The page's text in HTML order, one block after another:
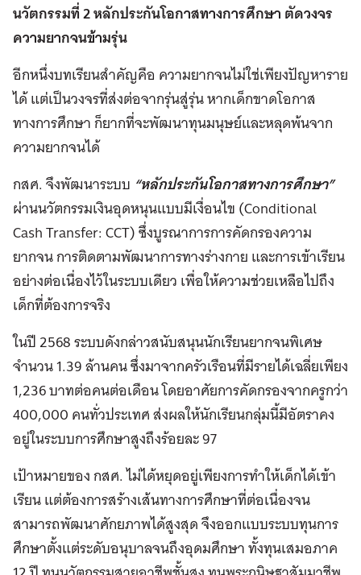
นวัตกรรมที่ 2 หลักประกันโอกาสทางการศึกษา ตัดวงจร
ความยากจนข้ามรุ่น
อีกหนึ่งบทเรียนสำคัญคือ ความยากจนไม่ใช่เพียงปัญหาราย
ได้ แต่เป็นวงจรที่ส่งต่อจากรุ่นสู่รุ่น หากเด็กขาดโอกาส
ทางการศึกษา ก็ยากที่จะพัฒนาทุนมนุษย์และหลุดพ้นจาก
ความยากจนได้
กสศ. จึงพัฒนาระบบ “หลักประกันโอกาสทางการศึกษา”
ผ่านนวัตกรรมเงินอุดหนุนแบบมีเงื่อนไข (Conditional
Cash Transfer: CCT) ซึ่งบูรณาการการคัดกรองความ
ยากจน การติดตามพัฒนาการทางร่างกาย และการเข้าเรียน
อย่างต่อเนื่องไว้ในระบบเดียว เพื่อให้ความช่วยเหลือไปถึง
เด็กที่ต้องการจริง
ในปี 2568 ระบบดังกล่าวสนับสนุนนักเรียนยากจนพิเศษ
จำนวน 1.39 ล้านคน ซึ่งมาจากครัวเรือนที่มีรายได้เฉลี่ยเพียง
1,236 บาทต่อคนต่อเดือน โดยอาศัยการคัดกรองจากครูกว่า
400,000 คนทั่วประเทศ ส่งผลให้นักเรียนกลุ่มนี้มีอัตราคง
อยู่ในระบบการศึกษาสูงถึงร้อยละ 97
เป้าหมายของ กสศ. ไม่ได้หยุดอยู่เพียงการทำให้เด็กได้เข้า
เรียน แต่ต้องการสร้างเส้นทางการศึกษาที่ต่อเนื่องจน
สามารถพัฒนาศักยภาพได้สูงสุด จึงออกแบบระบบทุนการ
ศึกษาตั้งแต่ระดับอนุบาลจนถึงอุดมศึกษา ทั้งทุนเสมอภาค